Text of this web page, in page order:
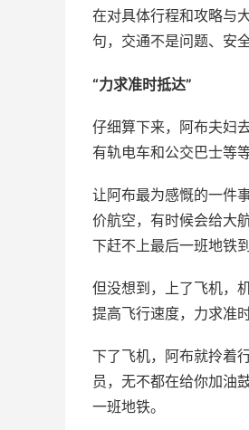
在对具体行程和攻略与
句，交通不是问题、安
“力求准时抵达”
仔细算下来，阿布夫妇
有轨电车和公交巴士等
让阿布最为感慨的一件
价航空，有时候会给大
下赶不上最后一班地铁
但没想到，上了飞机，
提高飞行速度，力求准
下了飞机，阿布就拎着
员，无不都在给你加油
一班地铁。